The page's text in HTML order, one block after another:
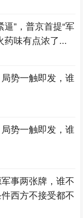
”，普京首提“军
药味有点浓了...
势一触即发，谁
势一触即发，谁
事两张牌，谁不
西方不接受都不